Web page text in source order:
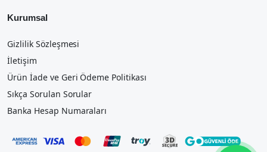
Kurumsal
Gizlilik Sözleşmesi
İletişim
Ürün İade ve Geri Ödeme Politikası
Sıkça Sorulan Sorular
Banka Hesap Numaraları